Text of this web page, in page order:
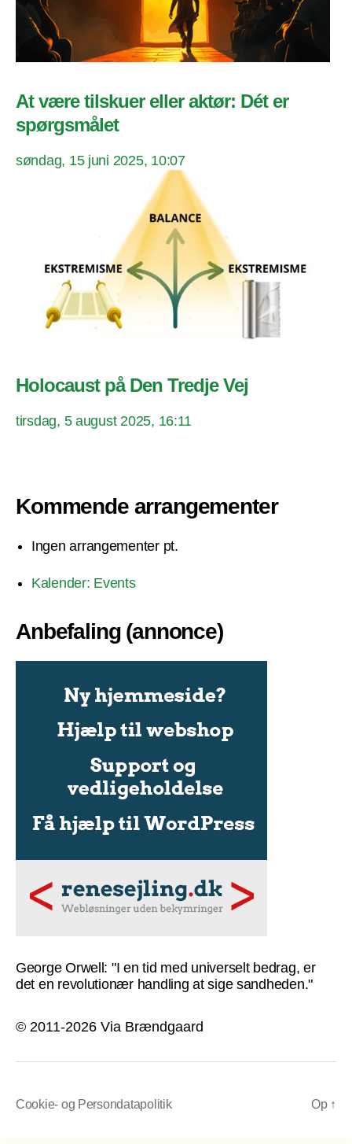
At være tilskuer eller aktør: Dét er
spørgsmålet
søndag, 15 juni 2025, 10:07
Holocaust på Den Tredje Vej
tirsdag, 5 august 2025, 16:11
Kommende arrangementer
Ingen arrangementer pt.
Kalender: Events
Anbefaling (annonce)
George Orwell: "I en tid med universelt bedrag, er
det en revolutionær handling at sige sandheden."
© 2011-2026 Via Brændgaard
Cookie- og Persondatapolitik Op ↑